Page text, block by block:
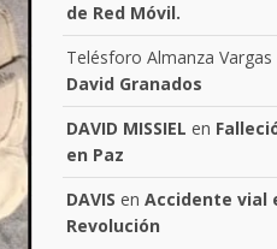
de Red Móvil.
Telésforo Almanza Vargas
David Granados
DAVID MISSIEL en
en Paz
DAVIS enAccidente vial
Revolución